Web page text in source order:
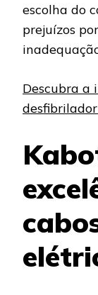
escolha do
prejuízos
Descubra a